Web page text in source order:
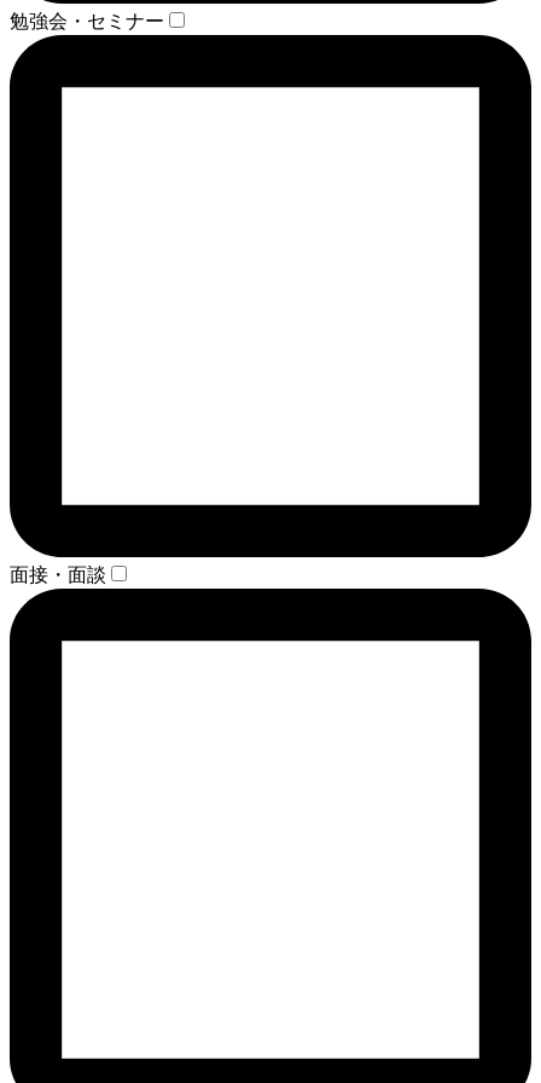
勉強会・セミナー
面接・面談